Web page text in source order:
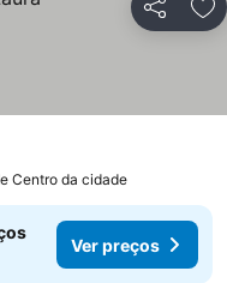
Partilhar
Centro da cidade
Ver preços